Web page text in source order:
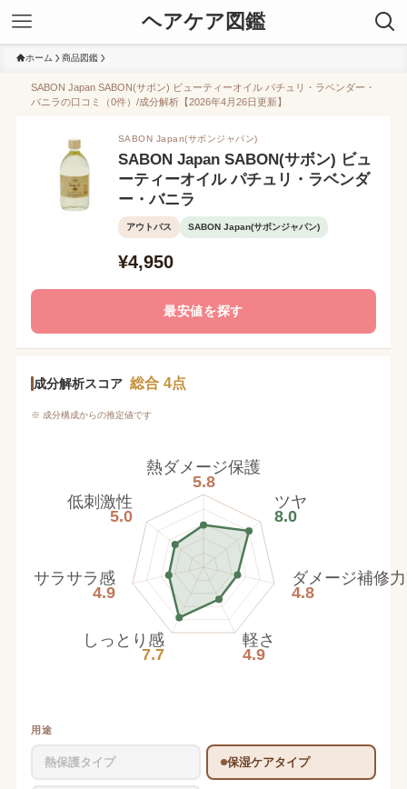
ヘアケア図鑑
ホーム 商品図鑑
SABON Japan SABON(サボン) ビューティーオイル パチュリ・ラベンダー・
バニラの口コミ（0件）/成分解析【2026年4月26日更新】
SABON Japan(サボンジャパン)
SABON Japan SABON(サボン) ビュ
ーティーオイル パチュリ・ラベンダ
ー・バニラ
アウトバス SABON Japan(サボンジャパン)
¥4,950
最安値を探す
成分解析スコア 総合 4点
※ 成分構成からの推定値です
熱ダメージ保護
5.8
ツヤ
8.0
ダメージ補修力
4.8
軽さ
4.9
しっとり感
7.7
サラサラ感
4.9
低刺激性
5.0
用途
熱保護タイプ 保湿ケアタイプ